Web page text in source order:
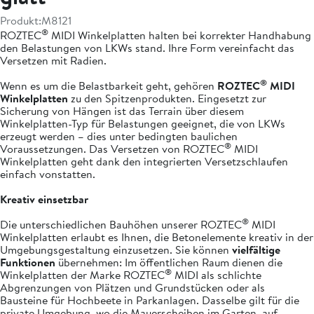
Produkt:M8121
ROZTEC® MIDI Winkelplatten halten bei korrekter Handhabung
den Belastungen von LKWs stand. Ihre Form vereinfacht das
Versetzen mit Radien.
Wenn es um die Belastbarkeit geht, gehören ROZTEC® MIDI
Winkelplatten zu den Spitzenprodukten. Eingesetzt zur
Sicherung von Hängen ist das Terrain über diesem
Winkelplatten-Typ für Belastungen geeignet, die von LKWs
erzeugt werden – dies unter bedingten baulichen
Voraussetzungen. Das Versetzen von ROZTEC® MIDI
Winkelplatten geht dank den integrierten Versetzschlaufen
einfach vonstatten.
Kreativ einsetzbar
Die unterschiedlichen Bauhöhen unserer ROZTEC® MIDI
Winkelplatten erlaubt es Ihnen, die Betonelemente kreativ in der
Umgebungsgestaltung einzusetzen. Sie können vielfältige
Funktionen übernehmen: Im öffentlichen Raum dienen die
Winkelplatten der Marke ROZTEC® MIDI als schlichte
Abgrenzungen von Plätzen und Grundstücken oder als
Bausteine für Hochbeete in Parkanlagen. Dasselbe gilt für die